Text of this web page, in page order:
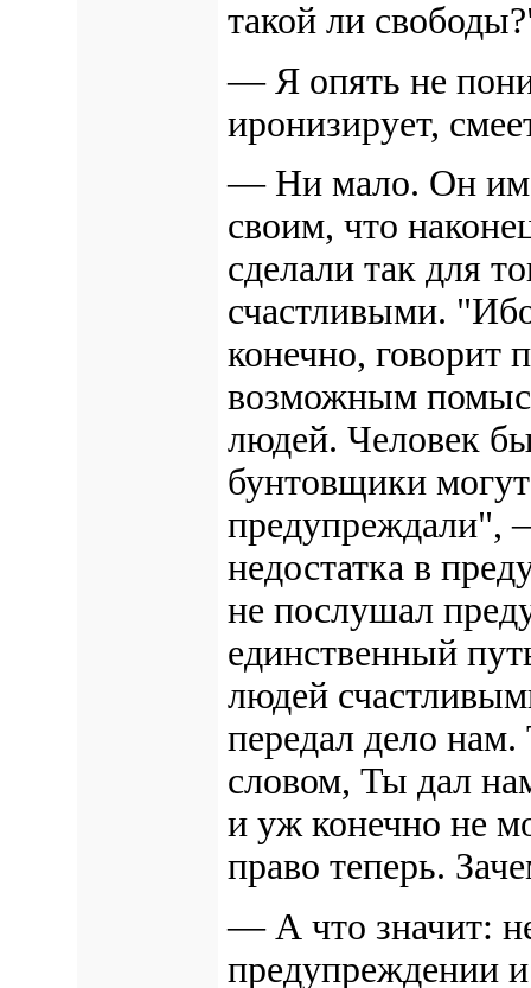
такой ли
— Я опять не
иронизирует,
— Ни мало. Он
своим, что
сделали так для
счастливыми.
конечно, говорит
возможным
людей. Человек
бунтовщики
предупреждали",
недостатка в
не послушал
единственный
людей
передал дело
словом, Ты дал
и уж конечно не
право теперь.
— А что значит:
предупреждении